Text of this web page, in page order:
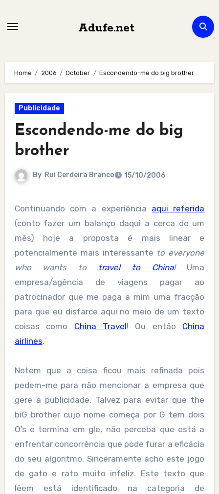
Adufe.net
Home 2006 October Escondendo-me do big brother
Publicidade
Escondendo-me do big
brother
By Rui Cerdeira Branco 15/10/2006
Continuando com a experiência aqui referida
(conto fazer um balanço daqui a cerca de um
mês) hoje a proposta é mais linear e
potencialmente mais interessante to everyone
who wants to travel to China!Uma
empresa/agência de viagens pagar ao
patrocinador que me paga a mim uma fracção
para que eu disfarce aqui no meio de um texto
coisas como China Travel! Ou então China
airlines.
Notem que a coisa ficou mais refinada pois
pedem-me para não mencionar a empresa que
gere a publicidade. Talvez para evitar que the
biG brother cujo nome começa por G tem dois
O’s e termina em gle, não perceba que está a
enfrentar concorrência que pode furar a eficácia
do seu algoritmo. Sinceramente acho este jogo
de gato e rato muito infeliz. Este texto que
lêem está identificado na categoria de